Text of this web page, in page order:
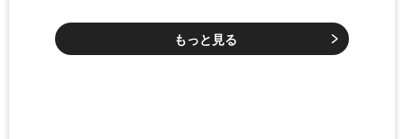
もっと見る